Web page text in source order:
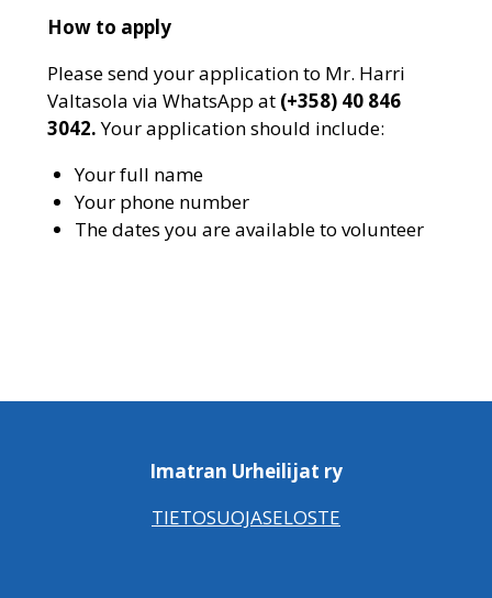
How to apply
Please send your application to Mr. Harri
Valtasola via WhatsApp at (+358) 40 846
3042.Your application should include:
Your full name
Your phone number
The dates you are available to volunteer
Imatran Urheilijat ry
TIETOSUOJASELOSTE